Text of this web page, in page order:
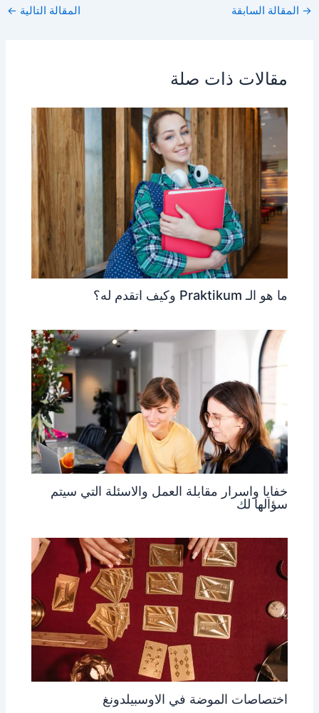
e
o
o
k
l
g
er
p
p
→ المقالة السابقة المقالة التالية ←
مقالات ذات صلة
ما هو الـ Praktikum وكيف اتقدم له؟
خفايا واسرار مقابلة العمل والاسئلة التي سيتم
سؤالها لك
اختصاصات الموضة في الاوسبيلدونغ